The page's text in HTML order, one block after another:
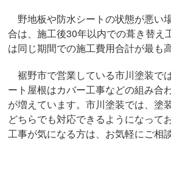
野地板や防水シートの状態が悪い
合は、施工後30年以内での葺き替え
は同じ期間での施工費用合計が最も
裾野市で営業している市川塗装で
ート屋根はカバー工事などの組み合
が増えています。市川塗装では、塗
どちらでも対応できるようになって
工事が気になる方は、お気軽にご相